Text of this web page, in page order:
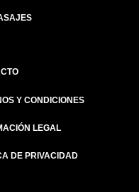
Y CONDICIONES
LEGAL
DE PRIVACIDAD